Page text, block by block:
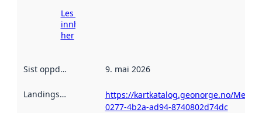
Les meir om
innhenting
her
Sist oppdatert 9. mai 2026
Landingsside
https://kartkatalog.geonorge.no/
0277-4b2a-ad94-8740802d74dc